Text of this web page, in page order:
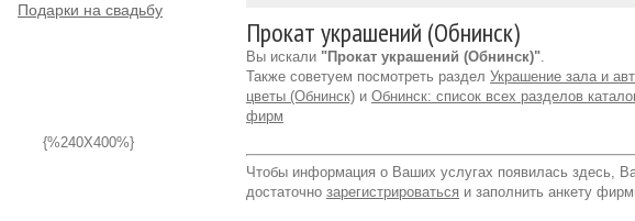
Подарки на свадьбу
{%240X400%}
Прокат украшений (Обнинск)
Вы искали "Прокат украшений (Обнинск)".
Также советуем посмотреть раздел Украшение зала и
цветы (Обнинск) и Обнинск: список всех разделов
фирм
Чтобы информация о Ваших услугах появилась здесь,
достаточно зарегистрироваться и заполнить анкету